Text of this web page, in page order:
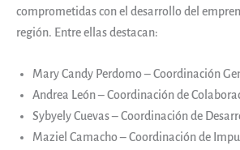
comprometidas con el desarrollo del
región. Entre ellas destacan:
Mary Candy Perdomo – Coordinación
Andrea León – Coordinación de
Sybyely Cuevas – Coordinación de
Maziel Camacho – Coordinación de